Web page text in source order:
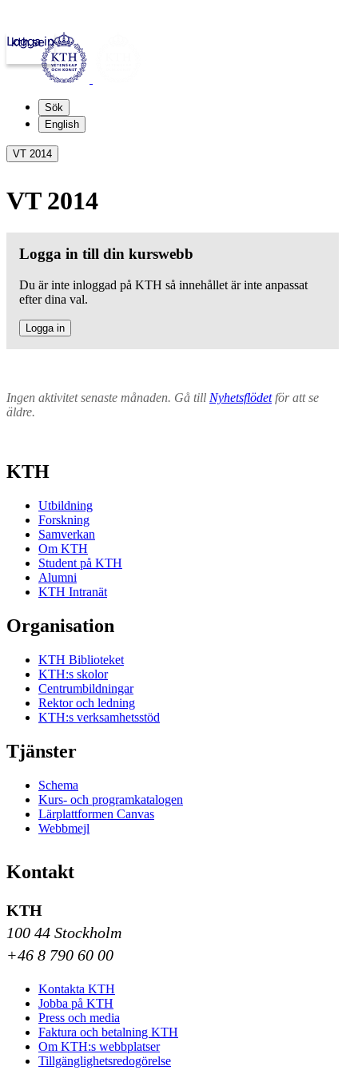
kth.se
Logga in
Sök
English
VT 2014
VT 2014
Logga in till din kurswebb
Du är inte inloggad på KTH så innehållet är inte anpassat
efter dina val.
Logga in
Ingen aktivitet senaste månaden. Gå till Nyhetsflödetför att se
äldre.
KTH
Utbildning
Forskning
Samverkan
Om KTH
Student på KTH
Alumni
KTH Intranät
Organisation
KTH Biblioteket
KTH:s skolor
Centrumbildningar
Rektor och ledning
KTH:s verksamhetsstöd
Tjänster
Schema
Kurs- och programkatalogen
Lärplattformen Canvas
Webbmejl
Kontakt
KTH
100 44 Stockholm
+46 8 790 60 00
Kontakta KTH
Jobba på KTH
Press och media
Faktura och betalning KTH
Om KTH:s webbplatser
Tillgänglighetsredogörelse